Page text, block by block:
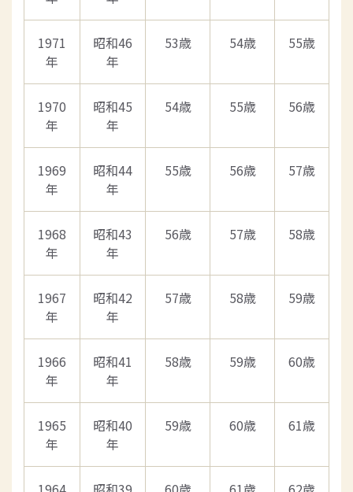
1971
年
昭和46
年
53歳 54歳 55歳
1970
年
昭和45
年
54歳 55歳 56歳
1969
年
昭和44
年
55歳 56歳 57歳
1968
年
昭和43
年
56歳 57歳 58歳
1967
年
昭和42
年
57歳 58歳 59歳
1966
年
昭和41
年
58歳 59歳 60歳
1965
年
昭和40
年
59歳 60歳 61歳